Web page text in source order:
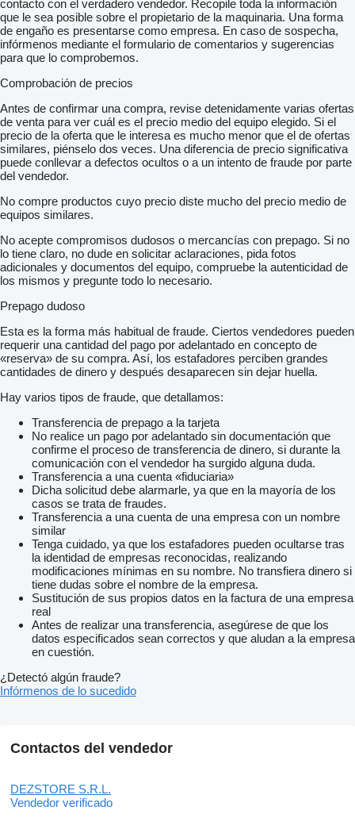
contacto con el verdadero vendedor. Recopile toda la información
que le sea posible sobre el propietario de la maquinaria. Una forma
de engaño es presentarse como empresa. En caso de sospecha,
infórmenos mediante el formulario de comentarios y sugerencias
para que lo comprobemos.
Comprobación de precios
Antes de confirmar una compra, revise detenidamente varias ofertas
de venta para ver cuál es el precio medio del equipo elegido. Si el
precio de la oferta que le interesa es mucho menor que el de ofertas
similares, piénselo dos veces. Una diferencia de precio significativa
puede conllevar a defectos ocultos o a un intento de fraude por parte
del vendedor.
No compre productos cuyo precio diste mucho del precio medio de
equipos similares.
No acepte compromisos dudosos o mercancías con prepago. Si no
lo tiene claro, no dude en solicitar aclaraciones, pida fotos
adicionales y documentos del equipo, compruebe la autenticidad de
los mismos y pregunte todo lo necesario.
Prepago dudoso
Esta es la forma más habitual de fraude. Ciertos vendedores pueden
requerir una cantidad del pago por adelantado en concepto de
«reserva» de su compra. Así, los estafadores perciben grandes
cantidades de dinero y después desaparecen sin dejar huella.
Hay varios tipos de fraude, que detallamos:
Transferencia de prepago a la tarjeta
No realice un pago por adelantado sin documentación que
confirme el proceso de transferencia de dinero, si durante la
comunicación con el vendedor ha surgido alguna duda.
Transferencia a una cuenta «fiduciaria»
Dicha solicitud debe alarmarle, ya que en la mayoría de los
casos se trata de fraudes.
Transferencia a una cuenta de una empresa con un nombre
similar
Tenga cuidado, ya que los estafadores pueden ocultarse tras
la identidad de empresas reconocidas, realizando
modificaciones mínimas en su nombre. No transfiera dinero si
tiene dudas sobre el nombre de la empresa.
Sustitución de sus propios datos en la factura de una empresa
real
Antes de realizar una transferencia, asegúrese de que los
datos especificados sean correctos y que aludan a la empresa
en cuestión.
¿Detectó algún fraude?
Infórmenos de lo sucedido
Contactos del vendedor
DEZSTORE S.R.L.
Vendedor verificado